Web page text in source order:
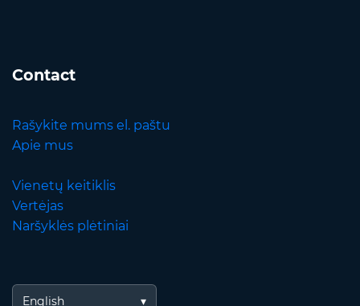
Contact
Rašykite mums el. paštu
Apie mus
Vienetų keitiklis
Vertėjas
Naršyklės plėtiniai
English